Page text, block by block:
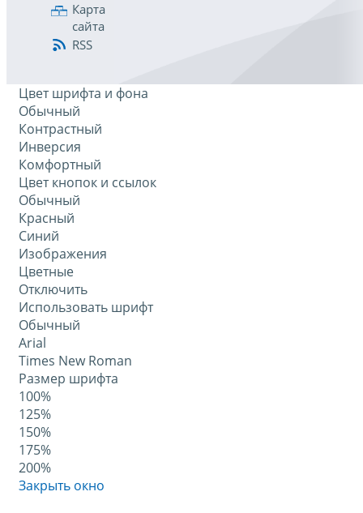
Карта
сайта
RSS
Цвет шрифта и фона
Обычный
Контрастный
Инверсия
Комфортный
Цвет кнопок и ссылок
Обычный
Красный
Синий
Изображения
Цветные
Отключить
Использовать шрифт
Обычный
Arial
Times New Roman
Размер шрифта
100%
125%
150%
175%
200%
Закрыть окно